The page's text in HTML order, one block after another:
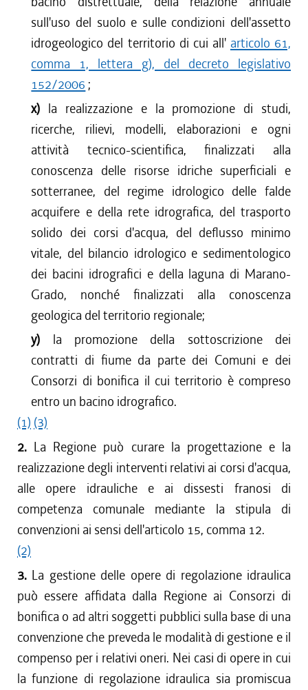
sull'uso del suolo e sulle condizioni dell'assetto
idrogeologico del territorio di cui all' articolo 61,
comma 1, lettera g), del decreto legislativo
152/2006 ;
x) la realizzazione e la promozione di studi,
ricerche, rilievi, modelli, elaborazioni e ogni
attività tecnico-scientifica, finalizzati alla
conoscenza delle risorse idriche superficiali e
sotterranee, del regime idrologico delle falde
acquifere e della rete idrografica, del trasporto
solido dei corsi d'acqua, del deflusso minimo
vitale, del bilancio idrologico e sedimentologico
dei bacini idrografici e della laguna di Marano-
Grado, nonché finalizzati alla conoscenza
geologica del territorio regionale;
y) la promozione della sottoscrizione dei
contratti di fiume da parte dei Comuni e dei
Consorzi di bonifica il cui territorio è compreso
entro un bacino idrografico.
(1) (3)
2. La Regione può curare la progettazione e la
realizzazione degli interventi relativi ai corsi d'acqua,
alle opere idrauliche e ai dissesti franosi di
competenza comunale mediante la stipula di
convenzioni ai sensi dell'articolo 15, comma 12.
(2)
3. La gestione delle opere di regolazione idraulica
può essere affidata dalla Regione ai Consorzi di
bonifica o ad altri soggetti pubblici sulla base di una
convenzione che preveda le modalità di gestione e il
compenso per i relativi oneri. Nei casi di opere in cui
la funzione di regolazione idraulica sia promiscua